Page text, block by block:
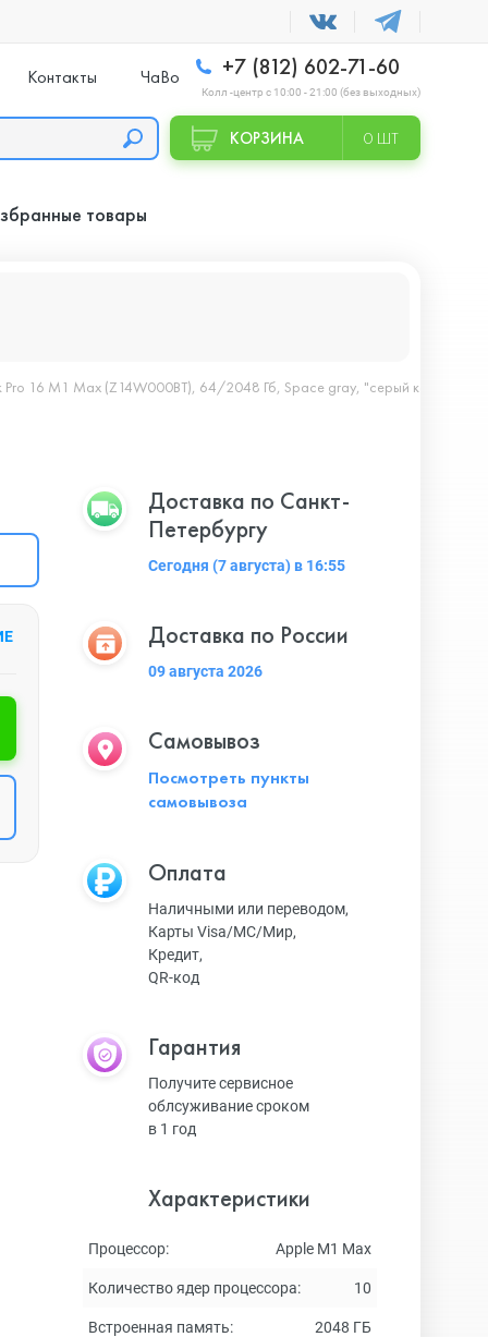
Контакты ЧаВо +7 (812) 602-71-60
Колл -центр с 10:00 - 21:00 (без выходных)
КОРЗИНА 0 ШТ
товары
Pro 16 M1 Max (Z14W000BT), 64/2048 Гб, Space gray, "серый космос"
Доставка по Санкт-
Петербургу
Сегодня (7 августа) в 16:55
Доставка по России
09 августа 2026
Самовывоз
Посмотреть пункты
самовывоза
Оплата
Наличными или переводом,
Карты Visa/MC/Мир,
Кредит,
QR-код
Гарантия
Получите сервисное
облсуживание сроком
в 1 год
Характеристики
Процессор: Apple M1 Max
Количество ядер процессора: 10
Встроенная память: 2048 ГБ